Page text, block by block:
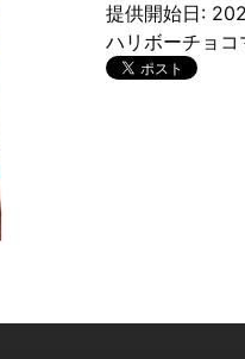
提供開始日:
ハリボーチョコ